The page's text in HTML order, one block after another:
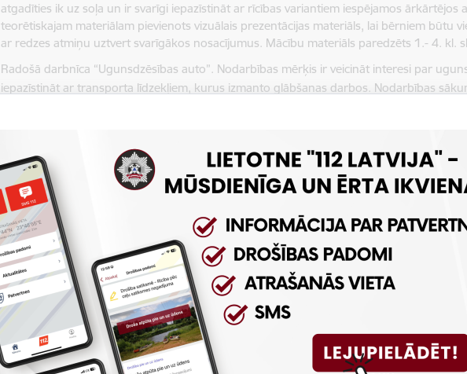
atgadīties ik uz soļa un ir svarīgi iepazīstināt ar rīcības variantiem iespējamos ārkārtējos
teorētiskajam materiālam pievienots vizuālais prezentācijas materiāls, lai bērniem būtu
ar redzes atmiņu uztvert svarīgākos nosacījumus. Mācību materiāls paredzēts 1.- 4. kl.
Radošā darbnīca “Ugunsdzēsības auto”. Nodarbības mērķis ir veicināt interesi par
iepazīstināt ar transporta līdzekļiem, kurus izmanto glābšanas darbos. Nodarbības
iepazīties ar muzeja ekspozīcijā esošajiem transporta līdzekļiem un praktiskā nodarbībā
ugunsdzēsības auto papīra modeli. Nodarbības laikā tiek paskaidrotas transporta
darbības veids. Radošā darbnīca ir grupu nodarbība līdz 10 dalībniekiem. Nodarbības
Nodarbības ilgums ir līdz 40 min.
Radošā nodarbība "Bīstami, uguns!".Nodarbības mērķis ir veidot izpratni par drošu
gadījumā.Nodarbības sākumā tiek demonstrēta īsfilma, kas rāda degšanas procesu un
apstākļos. Pēc tam grupai tiek demonstrēta dūmu detektora darbība un sarunas veidā
trauksmes signāla atskanēšanas gadījumā, kā arī paskaidrota dažādu drošības zīmju
nodarbība ir grupu nodarbība līdz 20 cilvēkiem. Norises valoda - latviešu/ angļu.
min., atkarībā no dalībnieku skaita.
Procesa apraksts Saistītie dokumenti